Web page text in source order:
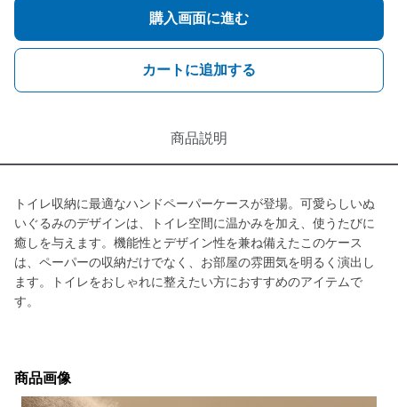
購入画面に進む
カートに追加する
商品説明
トイレ収納に最適なハンドペーパーケースが登場。可愛らしいぬ
いぐるみのデザインは、トイレ空間に温かみを加え、使うたびに
癒しを与えます。機能性とデザイン性を兼ね備えたこのケース
は、ペーパーの収納だけでなく、お部屋の雰囲気を明るく演出し
ます。トイレをおしゃれに整えたい方におすすめのアイテムで
す。
商品画像